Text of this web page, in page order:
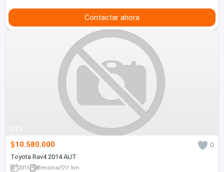
Contactar ahora
1/11
$10.580.000
0
Toyota Rav4 2014 AUT
2015 Bencina 1 km